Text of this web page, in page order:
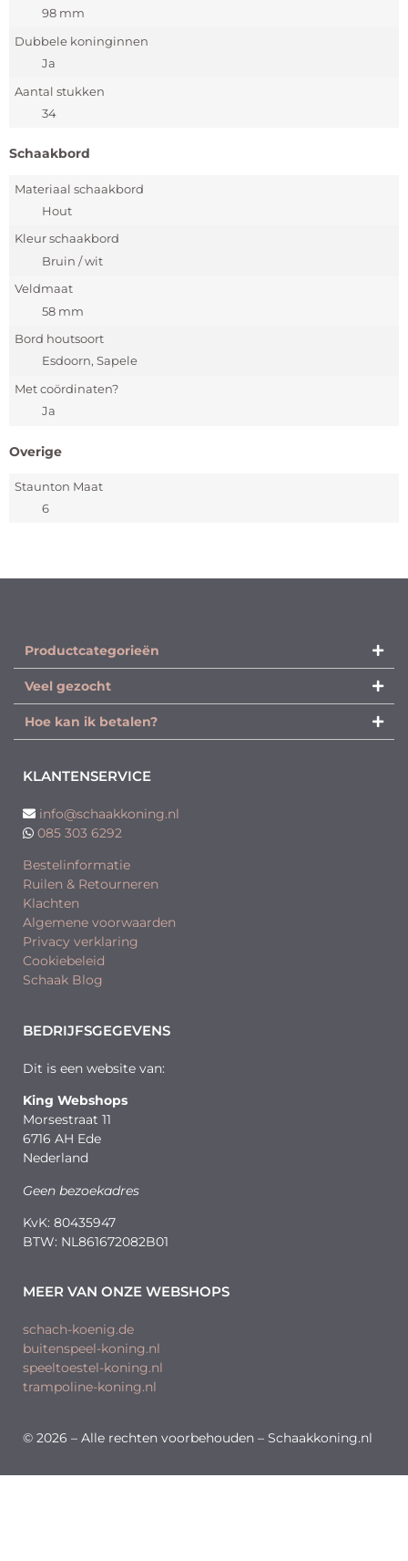
98 mm
Dubbele koninginnen
Ja
Aantal stukken
34
Schaakbord
Materiaal schaakbord
Hout
Kleur schaakbord
Bruin / wit
Veldmaat
58 mm
Bord houtsoort
Esdoorn, Sapele
Met coördinaten?
Ja
Overige
Staunton Maat
6
Productcategorieën​
Veel gezocht
Hoe kan ik betalen?
KLANTENSERVICE
info@schaakkoning.nl
085 303 6292
Bestelinformatie
Ruilen & Retourneren
Klachten
Algemene voorwaarden
Privacy verklaring
Cookiebeleid
Schaak Blog
BEDRIJFSGEGEVENS
Dit is een website van:
King Webshops
Morsestraat 11
6716 AH Ede
Nederland
Geen bezoekadres
KvK: 80435947
BTW: NL861672082B01
MEER VAN ONZE WEBSHOPS
schach-koenig.de
buitenspeel-koning.nl
speeltoestel-koning.nl
trampoline-koning.nl
© 2026 – Alle rechten voorbehouden – Schaakkoning.nl